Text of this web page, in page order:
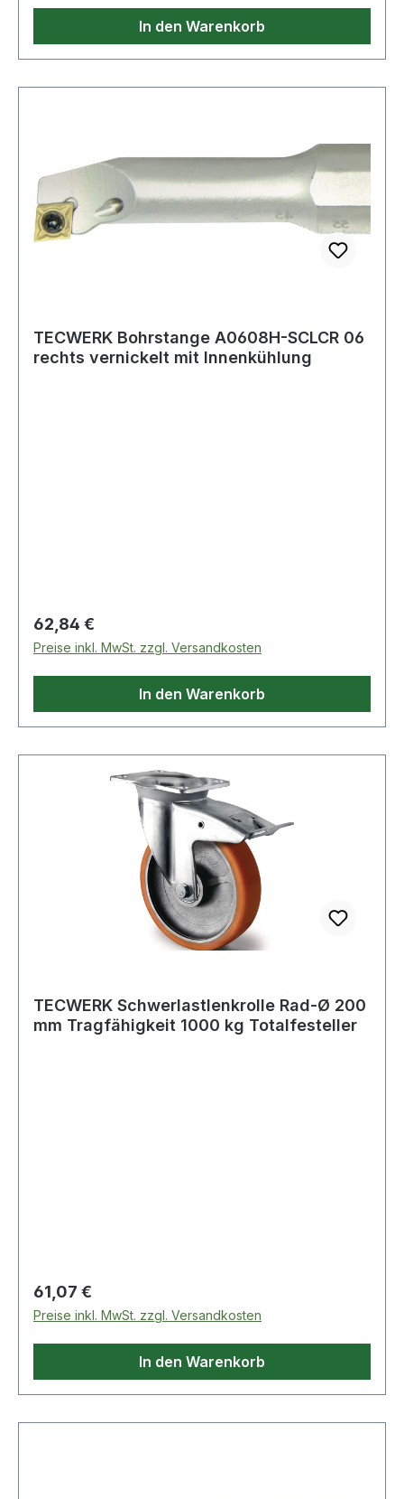
In den Warenkorb
TECWERK Bohrstange A0608H-SCLCR 06
rechts vernickelt mit Innenkühlung
Regulärer Preis:
62,84 €
Preise inkl. MwSt. zzgl. Versandkosten
In den Warenkorb
TECWERK Schwerlastlenkrolle Rad-Ø 200
mm Tragfähigkeit 1000 kg Totalfesteller
Regulärer Preis:
61,07 €
Preise inkl. MwSt. zzgl. Versandkosten
In den Warenkorb